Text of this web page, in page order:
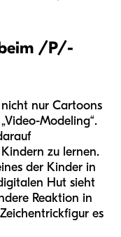
/P/-
nur Cartoons
Modeling“.
zu lernen.
der Kinder in
Hut sieht
Reaktion in
es